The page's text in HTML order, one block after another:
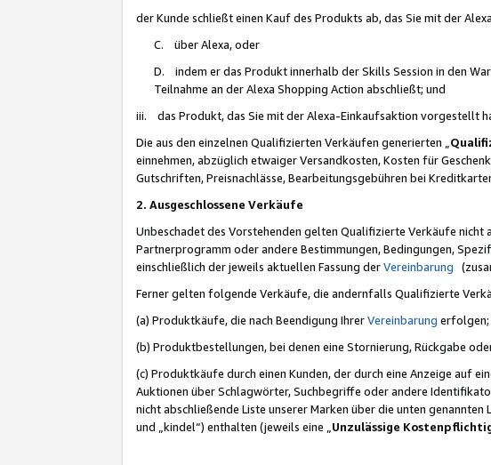
der Kunde schließt einen Kauf des Produkts ab, das Sie mit der
C. über Alexa, oder
D. indem er das Produkt innerhalb der Skills Session in den
Teilnahme an der Alexa Shopping Action abschließt; und
iii. das Produkt, das Sie mit der Alexa-Einkaufsaktion vorgestellt
Die aus den einzelnen Qualifizierten Verkäufen generierten „
einnehmen, abzüglich etwaiger Versandkosten, Kosten für
Gutschriften, Preisnachlässe, Bearbeitungsgebühren bei
2. Ausgeschlossene Verkäufe
Unbeschadet des Vorstehenden gelten Qualifizierte Verkäufe
Partnerprogramm oder andere Bestimmungen, Bedingungen,
einschließlich der jeweils aktuellen Fassung derVereinbarung
Ferner gelten folgende Verkäufe, die andernfalls Qualifizierte
(a) Produktkäufe, die nach Beendigung IhrerVereinbarung erfolgen;
(b) Produktbestellungen, bei denen eine Stornierung, Rückgabe
(c) Produktkäufe durch einen Kunden, der durch eine Anzeige auf
Auktionen über Schlagwörter, Suchbegriffe oder andere
nicht abschließende Liste unserer Marken über die unten
und „kindel“) enthalten (jeweils eine „ Unzulässige